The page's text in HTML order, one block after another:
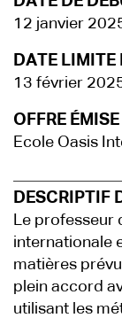
12 janvier
DATE LIMITE
13 février
OFFRE ÉMISE
Ecole Oasis
DESCRIPTIF
Le professeur
internationale
matières
plein accord
utilisant les